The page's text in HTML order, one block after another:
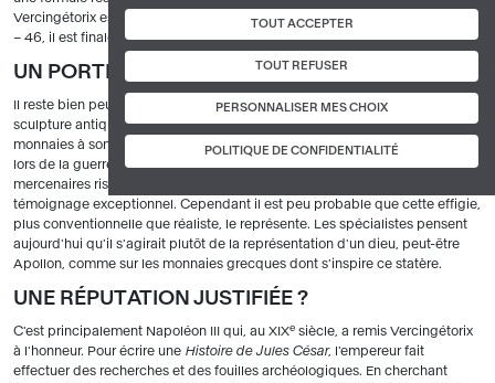
TOUT ACCEPTER
TOUT REFUSER
PERSONNALISER MES CHOIX
POLITIQUE DE CONFIDENTIALITÉ
Vercingétorix est remis, les armes sont jetées ». Prisonnier à Rome jusqu'en
– 46, il est finalement exécuté à l'issue du triomphe de César.
UN PORTRAIT ?
Il reste bien peu de traces matérielles de Vercingétorix, et aucune
sculpture antique le figurant n'a encore été découverte. Moins de trente
monnaies à son nom sont aujourd'hui connues, et toutes ont été frappées
lors de la guerre des Gaules, peut-être en urgence à Alésia pour payer des
mercenaires risquant de changer de camp. Elles constituent donc un
témoignage exceptionnel. Cependant il est peu probable que cette effigie,
plus conventionnelle que réaliste, le représente. Les spécialistes pensent
aujourd'hui qu'il s'agirait plutôt de la représentation d'un dieu, peut-être
Apollon, comme sur les monnaies grecques dont s'inspire ce statère.
UNE RÉPUTATION JUSTIFIÉE ?
C'est principalement Napoléon III qui, au XIXe siècle, a remis Vercingétorix
à l'honneur. Pour écrire une Histoire de Jules César, l'empereur fait
effectuer des recherches et des fouilles archéologiques. En cherchant